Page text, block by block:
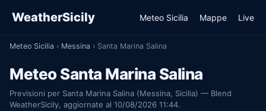
WeatherSicily Meteo Sicilia Mappe Live
Meteo Sicilia › Messina › Santa Marina Salina
Meteo Santa Marina Salina
Previsioni per Santa Marina Salina (Messina, Sicilia) — Blend
WeatherSicily, aggiornate al 10/08/2026 11:44.